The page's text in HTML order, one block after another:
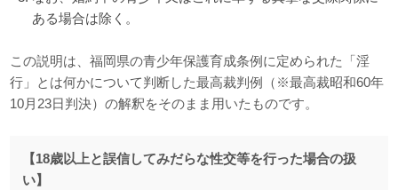
ある場合は除く。
この説明は、福岡県の青少年保護育成条例に定められた「淫
行」とは何かについて判断した最高裁判例（※最高裁昭和60年
10月23日判決）の解釈をそのまま用いたものです。
【18歳以上と誤信してみだらな性交等を行った場合の扱
い】